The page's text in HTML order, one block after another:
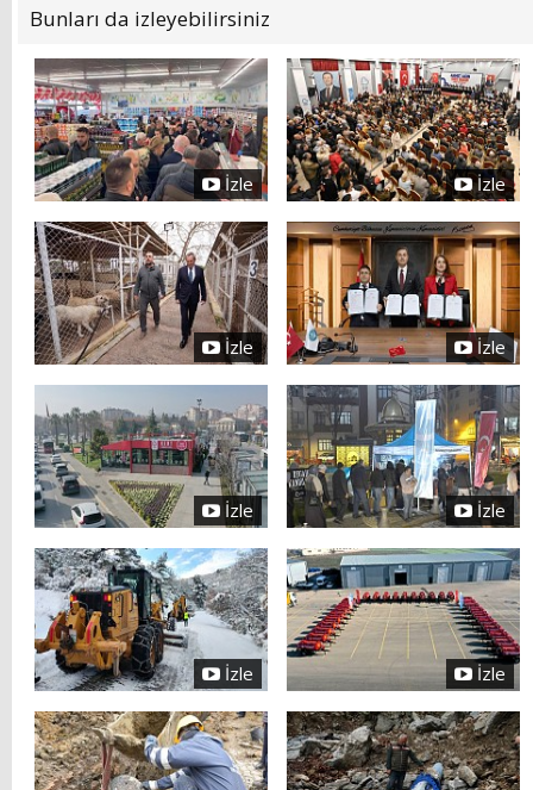
Bunları da izleyebilirsiniz
İzle İzle
İzle İzle
İzle İzle
İzle İzle